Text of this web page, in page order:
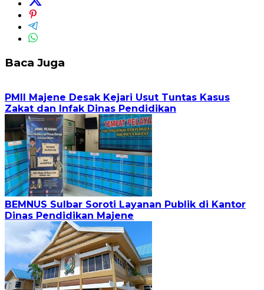
Baca Juga
PMII Majene Desak Kejari Usut Tuntas Kasus
Zakat dan Infak Dinas Pendidikan
BEMNUS Sulbar Soroti Layanan Publik di Kantor
Dinas Pendidikan Majene